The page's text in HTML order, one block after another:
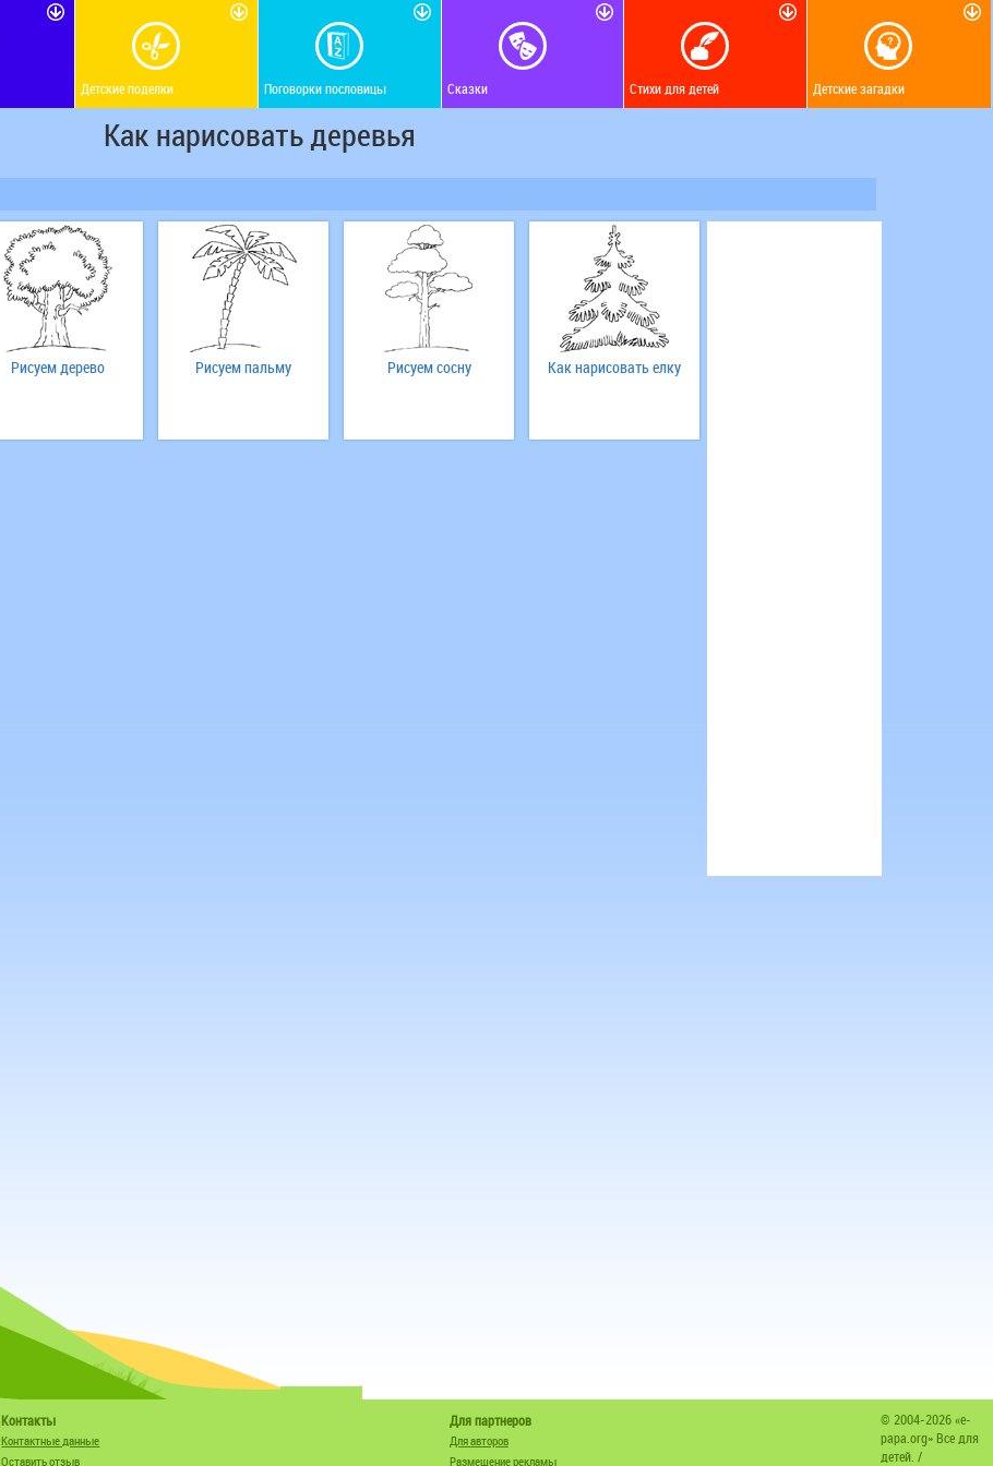
Детские поделки Поговорки пословицы Сказки Стихи для детей Детские загадки
Как нарисовать деревья
Рисуем дерево Рисуем пальму Рисуем сосну Как нарисовать елку
Контакты
Контактные данные
Оставить отзыв
Для партнеров
Для авторов
Размещение рекламы
© 2004-2026 «e-
papa.org» Все для
детей. /